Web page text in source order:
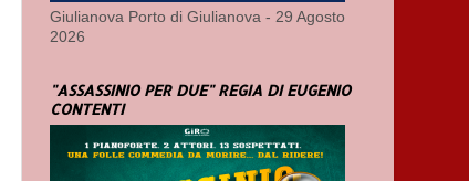
Giulianova Porto di Giulianova - 29 Agosto
2026
"ASSASSINIO PER DUE" REGIA DI EUGENIO
CONTENTI